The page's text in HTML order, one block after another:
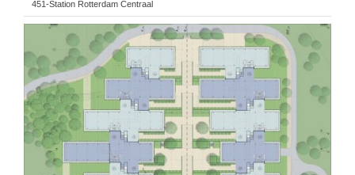
451-Station Rotterdam Centraal